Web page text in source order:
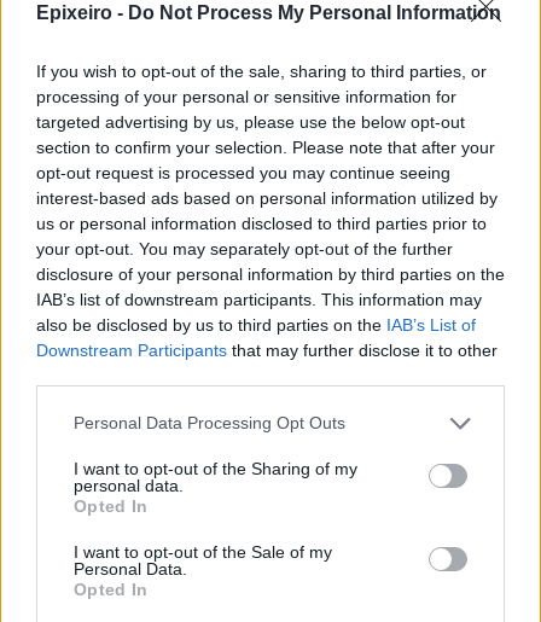
Epixeiro - Do Not Process My Personal Information
If you wish to opt-out of the sale, sharing to third parties, or
processing of your personal or sensitive information for
targeted advertising by us, please use the below opt-out
section to confirm your selection. Please note that after your
opt-out request is processed you may continue seeing
interest-based ads based on personal information utilized by
us or personal information disclosed to third parties prior to
your opt-out. You may separately opt-out of the further
disclosure of your personal information by third parties on the
IAB’s list of downstream participants. This information may
also be disclosed by us to third parties on the IAB’s List of
Downstream Participants that may further disclose it to other
Personal Data Processing Opt Outs
I want to opt-out of the Sharing of my
personal data.
Opted In
I want to opt-out of the Sale of my
Personal Data.
Opted In
Apple: Προσφεύγει στη
Δικαιοσύνη κατά της OpenAI για
φερόμενη υπεξαίρεση εμπορικών
μυστικών
06/08/26|16:09
Γερμανική
αυτοκινητοβιομηχανία: Μαζικές
περικοπές σε managers από
Volkswagen, Porsche και BMW
04/08/26|15:23
για τη διαπίστευση του Ελληνικού
ING: Ενίσχυση κερδών κατά 16%